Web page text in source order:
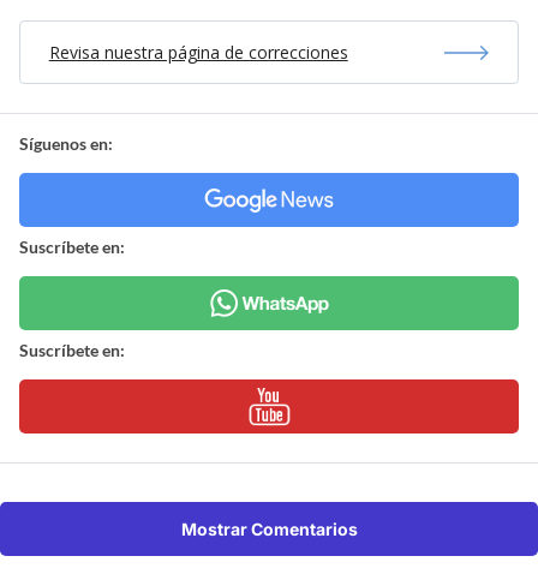
Revisa nuestra página de correcciones
Síguenos en:
Suscríbete en:
Suscríbete en:
Mostrar Comentarios